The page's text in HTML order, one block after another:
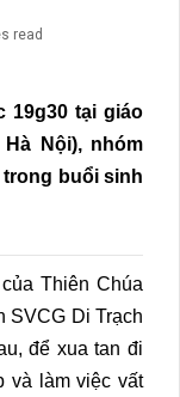
read
19g30 tại giáo
Nội), nhóm
trong buổi sinh
Thiên Chúa
SVCG Di Trạch
để xua tan đi
và làm việc vất